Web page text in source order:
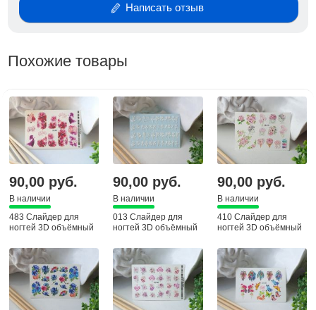
Написать отзыв
Похожие товары
90,00 руб.
В наличии
483 Слайдер для
ногтей 3D объёмный
90,00 руб.
В наличии
013 Слайдер для
ногтей 3D объёмный
90,00 руб.
В наличии
410 Слайдер для
ногтей 3D объёмный